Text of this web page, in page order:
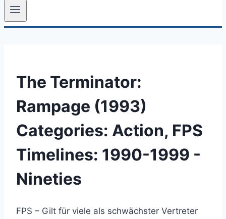
The Terminator:
Rampage (1993)
Categories: Action, FPS
Timelines: 1990-1999 -
Nineties
FPS – Gilt für viele als schwächster Vertreter